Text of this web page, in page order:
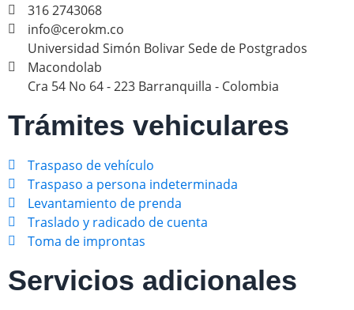
316 2743068
info@cerokm.co
Universidad Simón Bolivar Sede de Postgrados
Macondolab
Cra 54 No 64 - 223 Barranquilla - Colombia
Trámites vehiculares
Traspaso de vehículo
Traspaso a persona indeterminada
Levantamiento de prenda
Traslado y radicado de cuenta
Toma de improntas
Servicios adicionales